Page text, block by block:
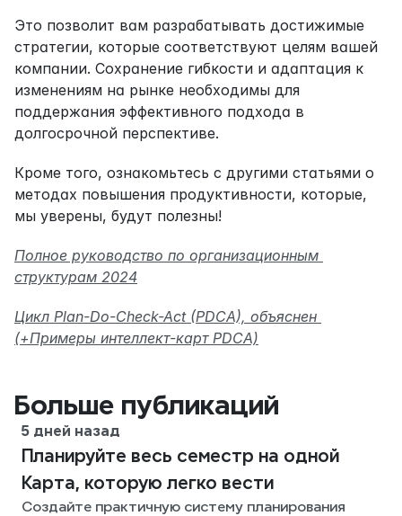
Это позволит вам разрабатывать достижимые
стратегии, которые соответствуют целям вашей
компании. Сохранение гибкости и адаптация к
изменениям на рынке необходимы для
поддержания эффективного подхода в
долгосрочной перспективе.
Кроме того, ознакомьтесь с другими статьями о
методах повышения продуктивности, которые,
мы уверены, будут полезны!
Полное руководство по организационным
структурам 2024
Цикл Plan-Do-Check-Act (PDCA), объяснен
(+Примеры интеллект-карт PDCA)
Больше публикаций
5 дней назад
Планируйте весь семестр на одной
Карта, которую легко вести
Создайте практичную систему планирования